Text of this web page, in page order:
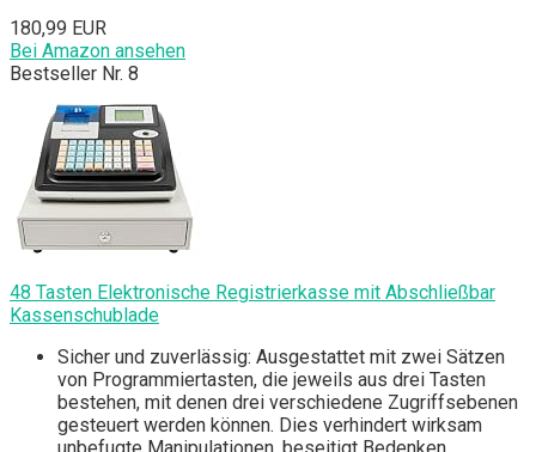
180,99 EUR
Bei Amazon ansehen
Bestseller Nr. 8
48 Tasten Elektronische Registrierkasse mit Abschließbar
Kassenschublade
Sicher und zuverlässig: Ausgestattet mit zwei Sätzen
von Programmiertasten, die jeweils aus drei Tasten
bestehen, mit denen drei verschiedene Zugriffsebenen
gesteuert werden können. Dies verhindert wirksam